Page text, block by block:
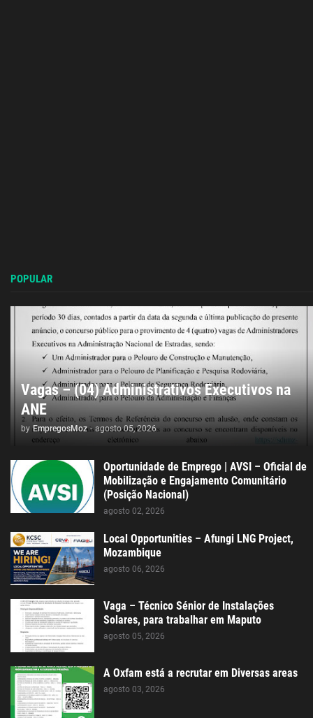
POPULAR
Vagas – (04) Administrativos Executivos na
ANE
by EmpregosMoz - agosto 05, 2026
Oportunidade de Emprego | AVSI – Oficial de
Mobilização e Engajamento Comunitário
(Posição Nacional)
agosto 02, 2026
Local Opportunities – Afungi LNG Project,
Mozambique
agosto 06, 2026
Vaga – Técnico Sénior de Instalações
Solares, para trabalhar em Maputo
agosto 05, 2026
A Oxfam está a recrutar em Diversas areas
agosto 03, 2026